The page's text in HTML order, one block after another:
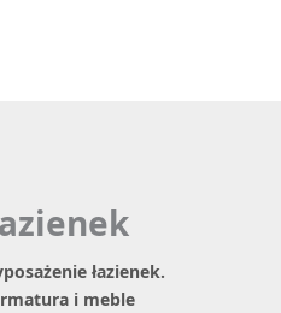
łazienek.
i meble